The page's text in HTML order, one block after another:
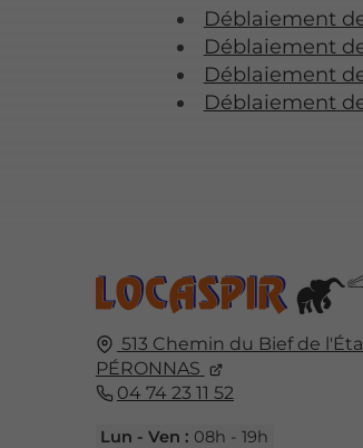
Déblaiement
Déblaiement
Déblaiement
Déblaiement
513 Chemin du Bief de
PÉRONNAS
04 74 23 11 52
Lun - Ven : 08h - 19h